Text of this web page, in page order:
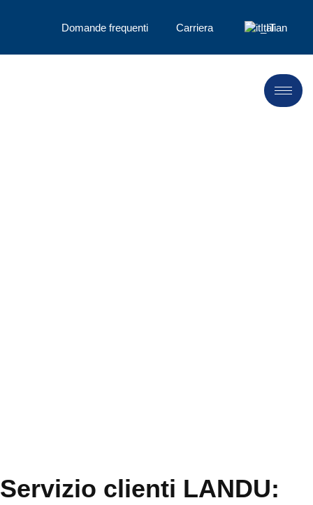
Domande frequenti Carriera Italian
Servizio clienti LANDU: